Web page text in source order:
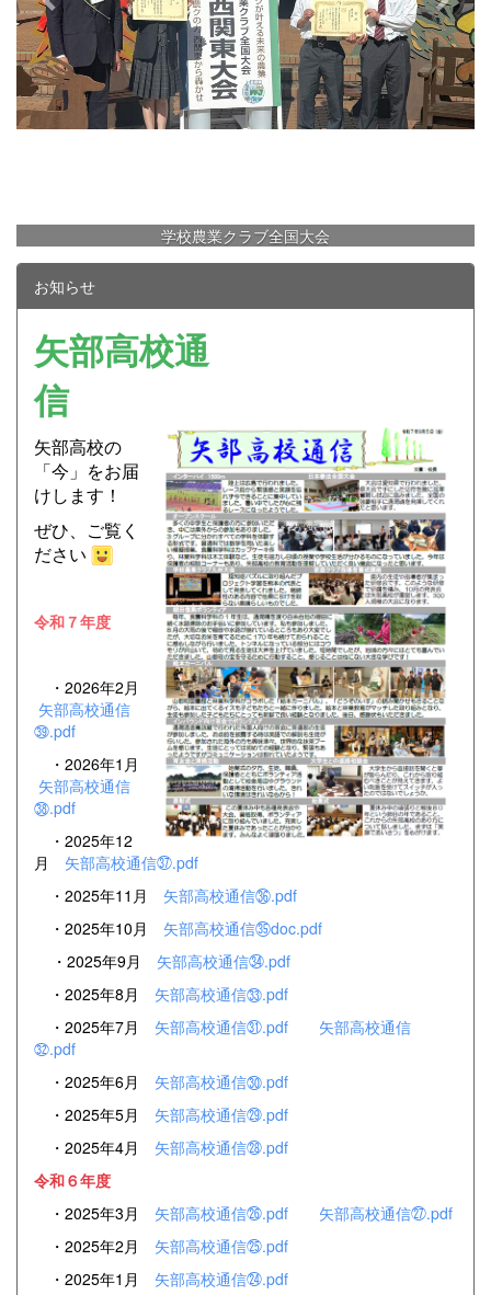
学校農業クラブ全国大会
お知らせ
矢部高校通
信
矢部高校の
「今」をお届
けします！
ぜひ、ご覧く
ださい
令和７年度
・2026年2月
矢部高校通信
㊴.pdf
・2026年1月
矢部高校通信
㊳.pdf
・2025年12
月 矢部高校通信㊲.pdf
・2025年11月 矢部高校通信㊱.pdf
・2025年10月 矢部高校通信㉟doc.pdf
・2025年9月 矢部高校通信㉞.pdf
・2025年8月 矢部高校通信㉝.pdf
・2025年7月 矢部高校通信㉛.pdf
矢部高校通信
㉜.pdf
・2025年6月 矢部高校通信㉚.pdf
・2025年5月 矢部高校通信㉙.pdf
・2025年4月 矢部高校通信㉘.pdf
令和６年度
・2025年3月 矢部高校通信㉖.pdf
矢部高校通信㉗.pdf
・2025年2月 矢部高校通信㉕.pdf
・2025年1月 矢部高校通信㉔.pdf